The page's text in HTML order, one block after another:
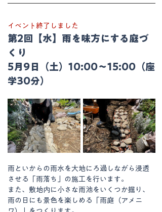
イベント終了しました
第2回【水】雨を味方にする庭づ
くり
5月9日（土）10:00〜15:00（座
学30分）
雨といからの雨水を大地にろ過しながら浸透
させる「雨落ち」の施工を行います。
また、敷地内に小さな雨池をいくつか掘り、
雨の日にも景色を楽しめる「雨庭（アメニ